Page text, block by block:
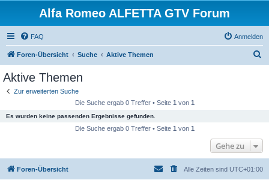
Alfa Romeo ALFETTA GTV Forum
FAQ Anmelden
Foren-Übersicht Suche Aktive Themen
Aktive Themen
Zur erweiterten Suche
Die Suche ergab 0 Treffer • Seite 1 von 1
Es wurden keine passenden Ergebnisse gefunden.
Die Suche ergab 0 Treffer • Seite 1 von 1
Gehe zu
Foren-Übersicht Alle Zeiten sind UTC+01:00